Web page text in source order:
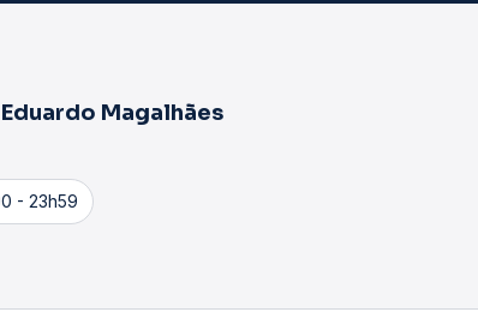
Magalhães
- 23h59